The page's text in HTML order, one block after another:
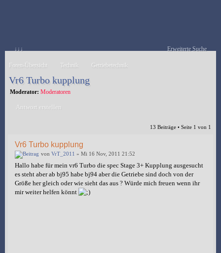
↓↓↓ Erweiterte Suche
Foren-Übersicht Technik Getriebetechnik
Vr6 Turbo kupplung
Moderator: Moderatoren
Antwort erstellen
13 Beiträge • Seite 1 von 1
Vr6 Turbo kupplung
von VrT_2011 » Mi 16 Nov, 2011 21:52
Hallo habe für mein vr6 Turbo die spec Stage 3+ Kupplung ausgesucht
es steht aber ab bj95 habe bj94 aber die Getriebe sind doch von der
Größe her gleich oder wie sieht das aus ? Würde mich freuen wenn ihr
mir weiter helfen könnt